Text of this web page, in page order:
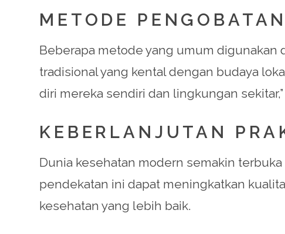
METODE
Beberapa metode yang umum digunakan
tradisional yang kental dengan budaya
diri mereka sendiri dan lingkungan
KEBERLANJUTAN
Dunia kesehatan modern semakin
pendekatan ini dapat meningkatkan
kesehatan yang lebih baik.